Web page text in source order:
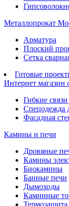
Металлопрокат
Арматура
Плоский
Сетка
Готовые
Интернет магазин
Гибкие
Спецодежда
Фасадная
Камины и печи
Дровяные
Камины
Биокамины
Банные печи
Дымоходы
Каминные